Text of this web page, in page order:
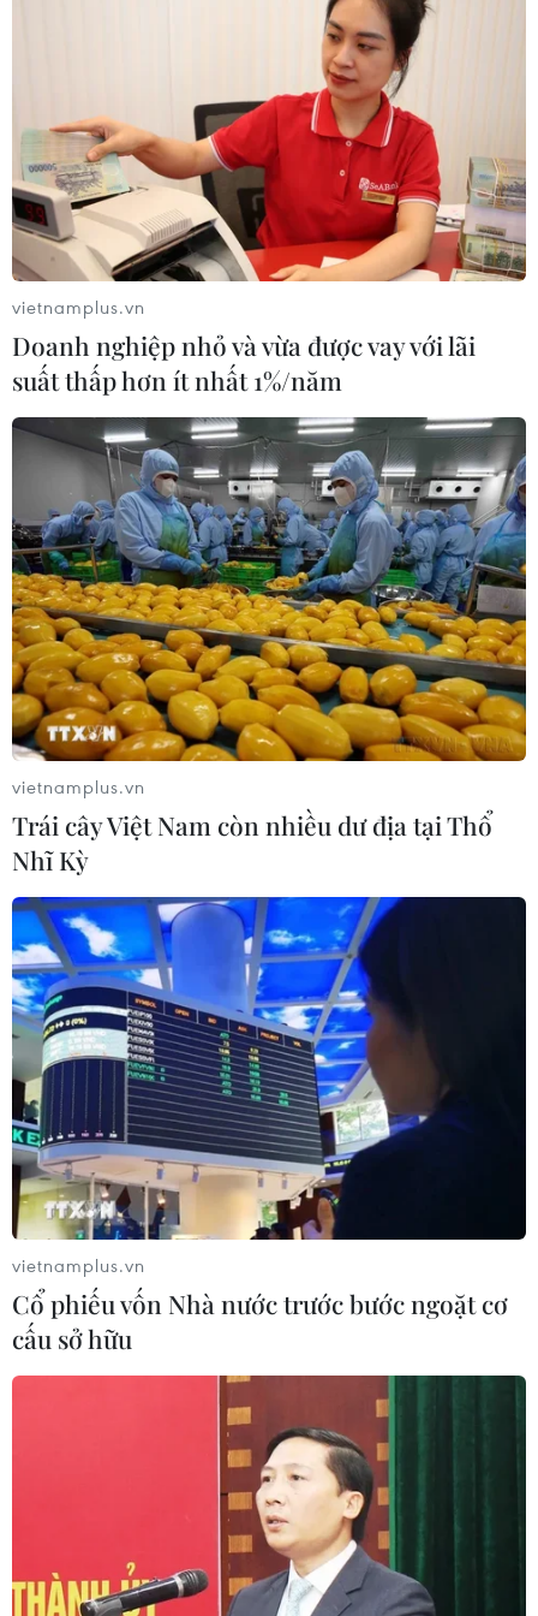
vietnamplus.vn
Doanh nghiệp nhỏ và vừa được vay với lãi
suất thấp hơn ít nhất 1%/năm
vietnamplus.vn
Trái cây Việt Nam còn nhiều dư địa tại Thổ
Nhĩ Kỳ
vietnamplus.vn
Cổ phiếu vốn Nhà nước trước bước ngoặt cơ
cấu sở hữu